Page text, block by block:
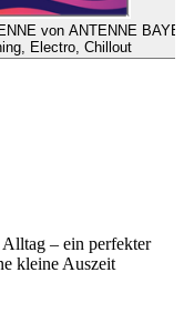
von ANTENNE
Electro, Chillout
– ein perfekter
kleine Auszeit